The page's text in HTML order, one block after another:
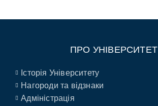
ПРО УНІВЕРСИТЕТ
Історія Університету
Нагороди та відзнаки
Адміністрація